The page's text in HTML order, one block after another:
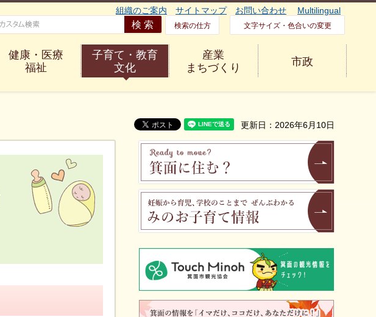
組織のご案内 サイトマップ お問い合わせ Multilingual
検索の仕方 文字サイズ・色合いの変更
健康・医療
福祉
子育て・教育
文化
産業
まちづくり
市政
更新日：2026年6月10日